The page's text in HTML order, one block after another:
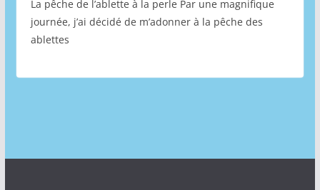
La pêche de l’ablette à la perle Par une magnifique
journée, j’ai décidé de m’adonner à la pêche des
ablettes